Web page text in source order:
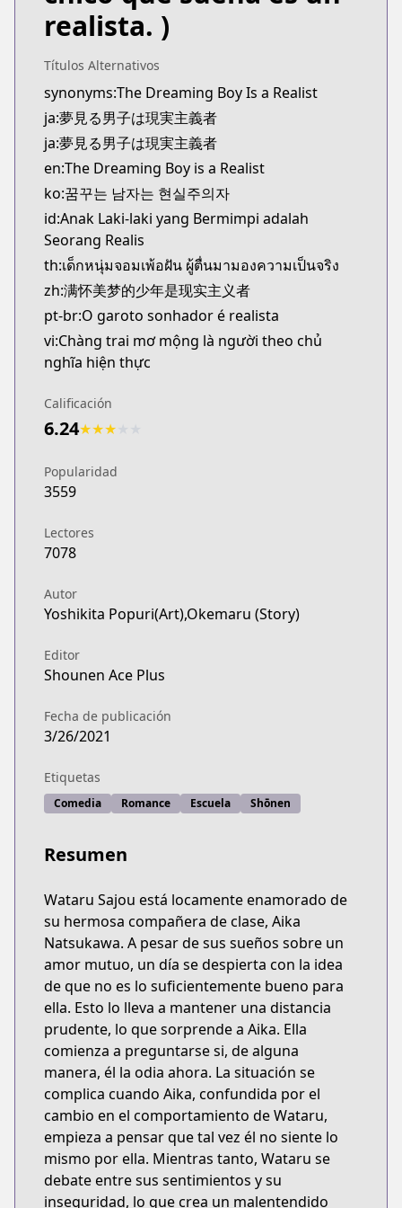
Kitsu
https://kitsu.app/manga/yumemiru-danshi-wa-
MangaUpdates
https://www.mangaupdates.com/
novelUpdates
novelUpdates
https://www.novelupdates.com/series/yume-
Book☆Walker
Book☆Walker
https://bookwalker.jp/series/319275/list
Web Ace
Web Ace
https://web-ace.jp/shonenace/contents/518/
ComicWalker
ComicWalker
https://comic-walker.com/contents/detail/
realista. )
Títulos Alternativos
synonyms:The Dreaming Boy Is a Realist
ja:夢見る男子は現実主義者
ja:夢見る男子は現実主義者
en:The Dreaming Boy is a Realist
ko:꿈꾸는 남자는 현실주의자
id:Anak Laki-laki yang Bermimpi adalah
Seorang Realis
th:เด็กหนุ่มจอมเพ้อฝัน ผู้ตื่นมามองความเป็นจริง
zh:满怀美梦的少年是现实主义者
pt-br:O garoto sonhador é realista
vi:Chàng trai mơ mộng là người theo chủ
nghĩa hiện thực
Calificación
6.24★★★
Popularidad
3559
Lectores
7078
Autor
Yoshikita Popuri(Art),Okemaru (Story)
Editor
Shounen Ace Plus
Fecha de publicación
3/26/2021
Etiquetas
Comedia Romance Escuela Shōnen
Resumen
Wataru Sajou está locamente enamorado de
su hermosa compañera de clase, Aika
Natsukawa. A pesar de sus sueños sobre un
amor mutuo, un día se despierta con la idea
de que no es lo suficientemente bueno para
ella. Esto lo lleva a mantener una distancia
prudente, lo que sorprende a Aika. Ella
comienza a preguntarse si, de alguna
manera, él la odia ahora. La situación se
complica cuando Aika, confundida por el
cambio en el comportamiento de Wataru,
empieza a pensar que tal vez él no siente lo
mismo por ella. Mientras tanto, Wataru se
debate entre sus sentimientos y su
inseguridad, lo que crea un malentendido